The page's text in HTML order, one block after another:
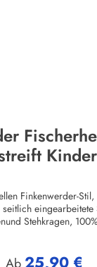
Finkenwerder-
eingearbeitete
Stehkragen,
Regulärer Preis: